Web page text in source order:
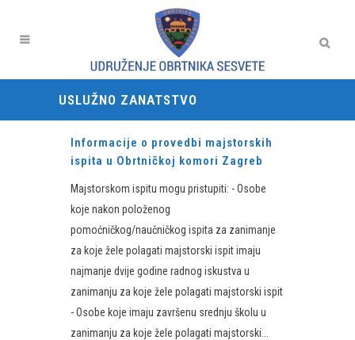
USLUŽNO ZANATSTVO
Informacije o provedbi majstorskih
ispita u Obrtničkoj komori Zagreb
Majstorskom ispitu mogu pristupiti: - Osobe
koje nakon položenog
pomoćničkog/naučničkog ispita za zanimanje
za koje žele polagati majstorski ispit imaju
najmanje dvije godine radnog iskustva u
zanimanju za koje žele polagati majstorski ispit
- Osobe koje imaju završenu srednju školu u
zanimanju za koje žele polagati majstorski...